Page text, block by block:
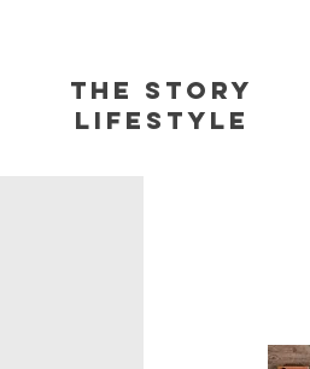
The Story
L ifestyle